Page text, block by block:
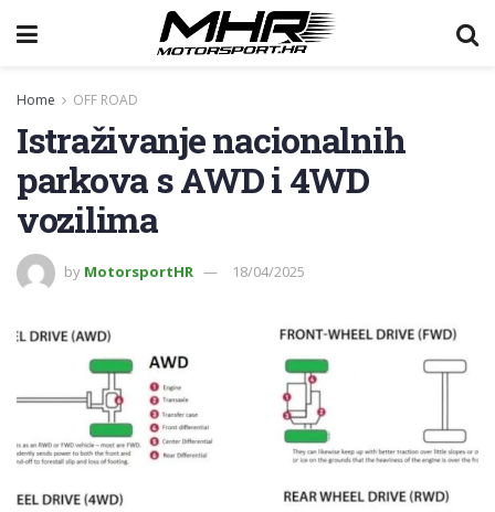
Home OFF ROAD
Istraživanje nacionalnih
parkova s AWD i 4WD
vozilima
by MotorsportHR 18/04/2025